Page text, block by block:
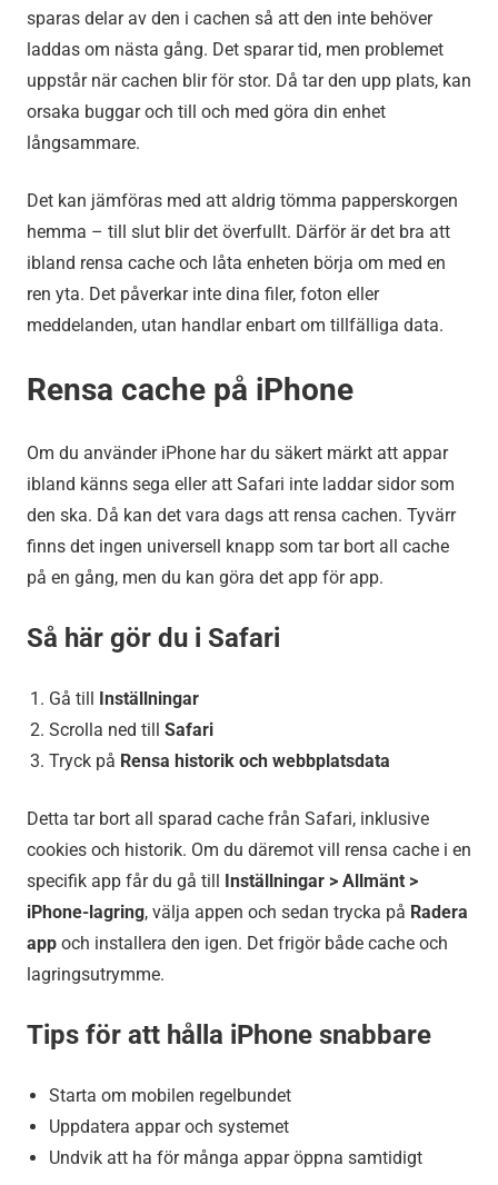
sparas delar av den i cachen så att den inte behöver
laddas om nästa gång. Det sparar tid, men problemet
uppstår när cachen blir för stor. Då tar den upp plats, kan
orsaka buggar och till och med göra din enhet
långsammare.
Det kan jämföras med att aldrig tömma papperskorgen
hemma – till slut blir det överfullt. Därför är det bra att
ibland rensa cache och låta enheten börja om med en
ren yta. Det påverkar inte dina filer, foton eller
meddelanden, utan handlar enbart om tillfälliga data.
Rensa cache på iPhone
Om du använder iPhone har du säkert märkt att appar
ibland känns sega eller att Safari inte laddar sidor som
den ska. Då kan det vara dags att rensa cachen. Tyvärr
finns det ingen universell knapp som tar bort all cache
på en gång, men du kan göra det app för app.
Så här gör du i Safari
Gå till Inställningar
Scrolla ned till Safari
Tryck på Rensa historik och webbplatsdata
Detta tar bort all sparad cache från Safari, inklusive
cookies och historik. Om du däremot vill rensa cache i en
specifik app får du gå till Inställningar > Allmänt >
iPhone-lagring, välja appen och sedan trycka på Radera
app och installera den igen. Det frigör både cache och
lagringsutrymme.
Tips för att hålla iPhone snabbare
Starta om mobilen regelbundet
Uppdatera appar och systemet
Undvik att ha för många appar öppna samtidigt